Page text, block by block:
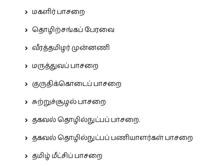
மகளிர் பாசறை
தொழிற்சங்கப் பேரவை
வீரத்தமிழர் முன்னணி
மருத்துவப் பாசறை
குருதிக்கொடைப் பாசறை
சுற்றுச்சூழல் பாசறை
தகவல் தொழில்நுட்பப் பாசறை.
தகவல் தொழில்நுட்பப் பணியாளர்கள் பாசறை
தமிழ் மீட்சிப் பாசறை